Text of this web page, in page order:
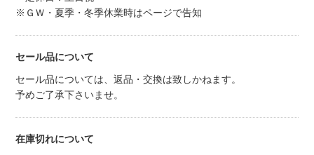
※ＧＷ・夏季・冬季休業時はページで告知
セール品について
セール品については、返品・交換は致しかねます。
予めご了承下さいませ。
在庫切れについて